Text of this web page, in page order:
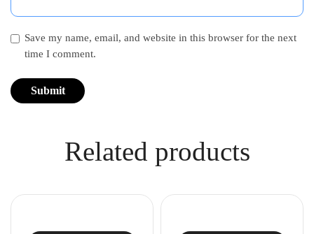
Save my name, email, and website in this browser for the next
time I comment.
Related products